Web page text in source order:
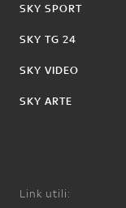
SKY SPORT
SKY TG 24
SKY VIDEO
SKY ARTE
Link utili: